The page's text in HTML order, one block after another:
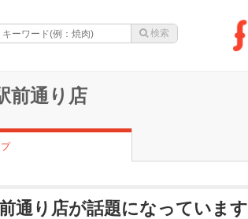
前通り店
プ
通り店が話題になっています